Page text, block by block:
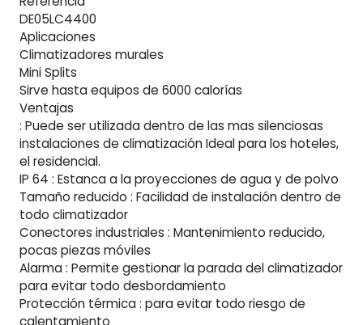
DE05LC4400
Aplicaciones
Climatizadores murales
Mini Splits
Sirve hasta equipos de 6000 calorías
Ventajas
: Puede ser utilizada dentro de las mas silenciosas
instalaciones de climatización Ideal para los hoteles,
el residencial.
IP 64 : Estanca a la proyecciones de agua y de polvo
Tamaño reducido : Facilidad de instalación dentro de
todo climatizador
Conectores industriales : Mantenimiento reducido,
pocas piezas móviles
Alarma : Permite gestionar la parada del climatizador
para evitar todo desbordamiento
Protección térmica : para evitar todo riesgo de